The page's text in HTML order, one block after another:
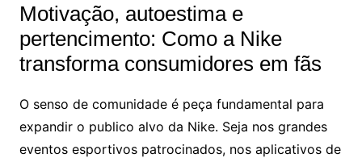
Motivação, autoestima e
pertencimento: Como a Nike
transforma consumidores em fãs
O senso de comunidade é peça fundamental para
expandir o publico alvo da Nike. Seja nos grandes
eventos esportivos patrocinados, nos aplicativos de